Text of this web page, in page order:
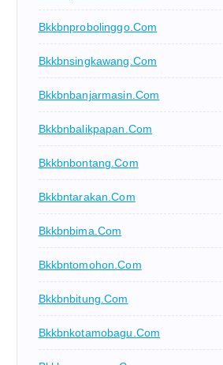
Bkkbnprobolinggo.com
Bkkbnsingkawang.com
Bkkbnbanjarmasin.com
Bkkbnbalikpapan.com
Bkkbnbontang.com
Bkkbntarakan.com
Bkkbnbima.com
Bkkbntomohon.com
Bkkbnbitung.com
Bkkbnkotamobagu.com